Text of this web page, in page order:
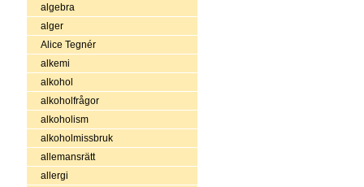
algebra
alger
Alice Tegnér
alkemi
alkohol
alkoholfrågor
alkoholism
alkoholmissbruk
allemansrätt
allergi